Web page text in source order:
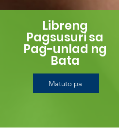
Libreng
Pagsusuri sa
Pag-unlad ng
Bata
Matuto pa